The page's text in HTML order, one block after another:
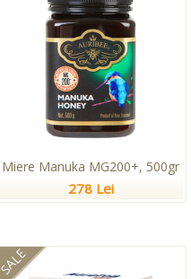
Miere Manuka MG200+, 500gr
278 Lei
SALE